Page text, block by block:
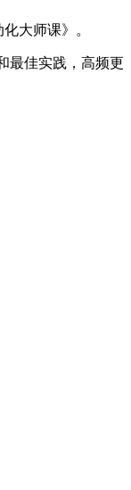
大师课》。
最佳实践，高频更